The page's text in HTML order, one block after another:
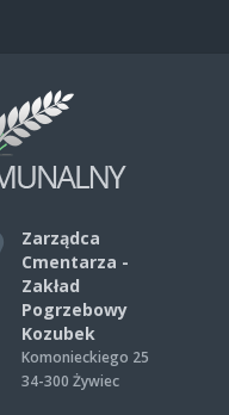
bliski?
Zarządca
Cmentarza -
Zakład
Pogrzebowy
Kozubek
Komonieckiego 25
34-300 Żywiec